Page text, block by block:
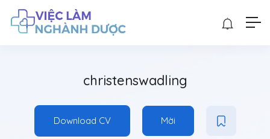
christenswadling
Download CV Mời